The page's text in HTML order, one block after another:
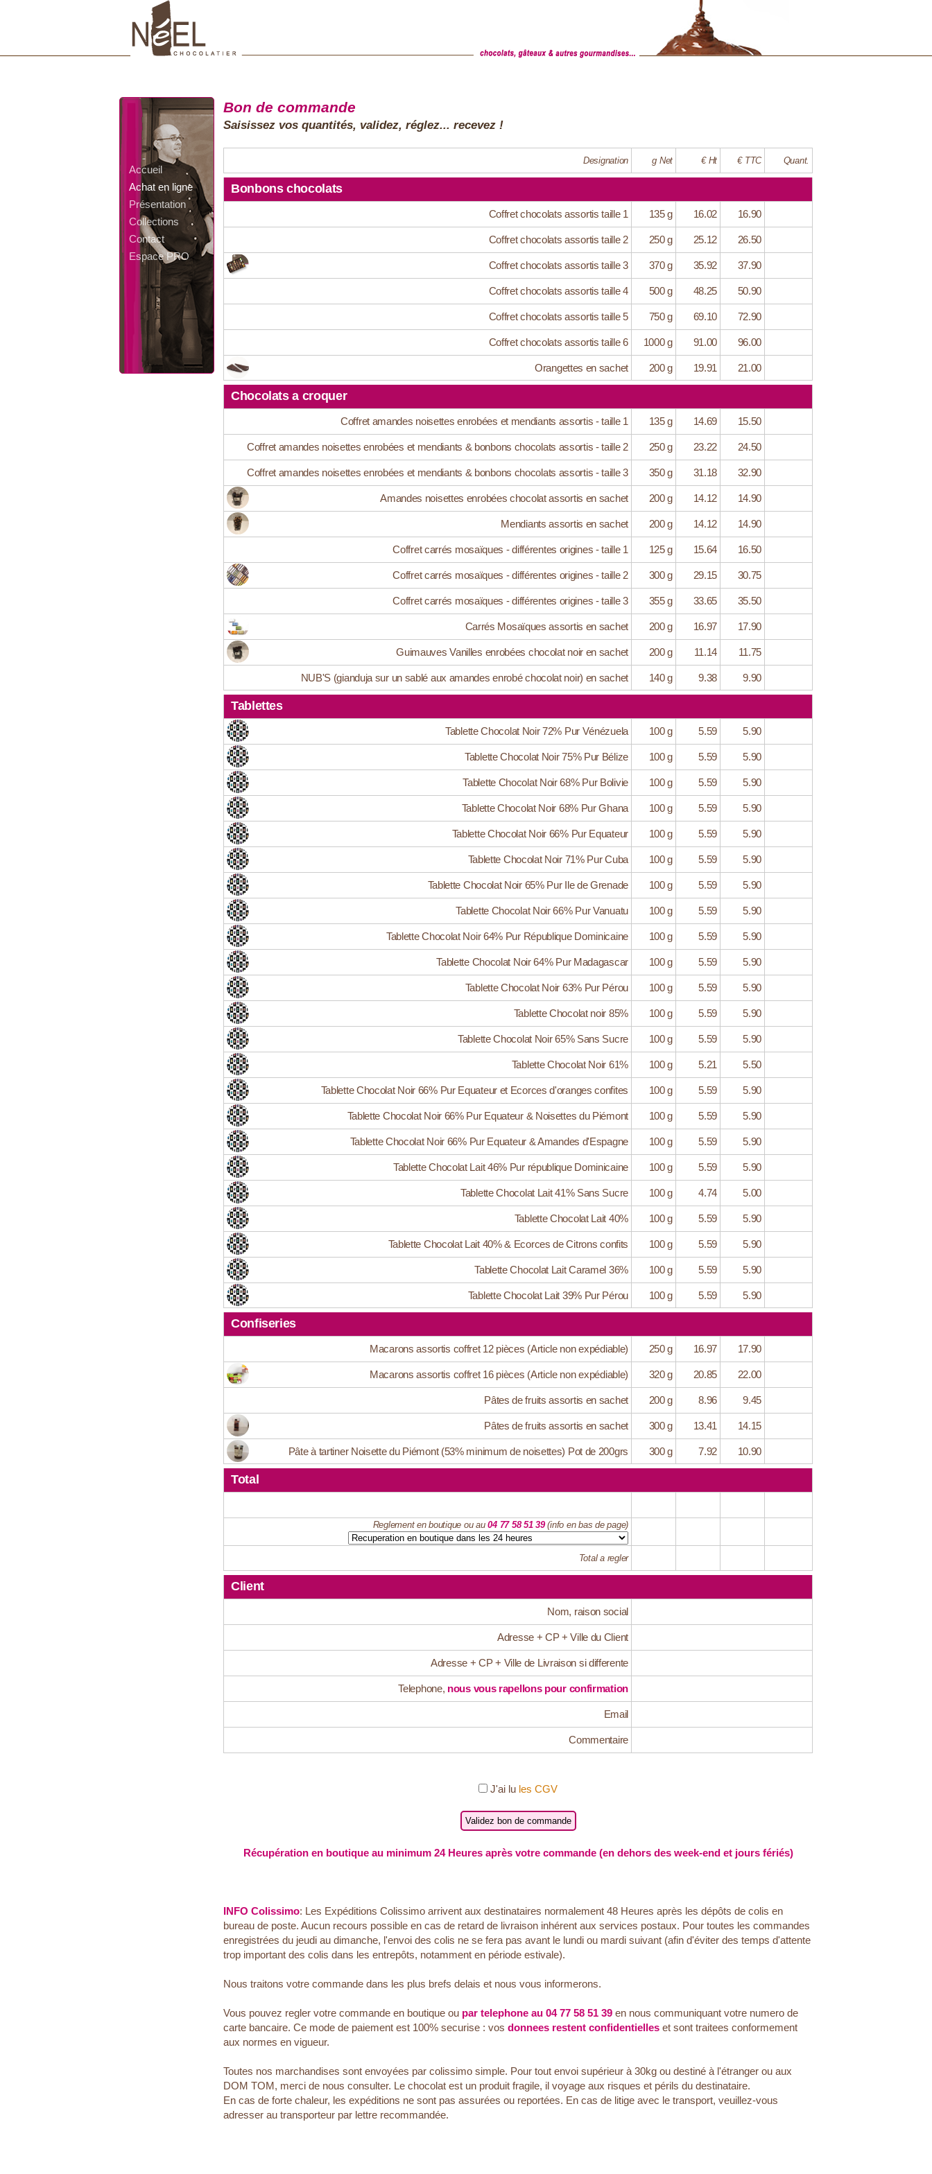
Accueil
Achat en ligne
Présentation
Collections
Contact
Espace PRO
Bon de commande
Saisissez vos quantités, validez, réglez... recevez !
Designation g Net € Ht € TTC Quant.
Bonbons chocolats
Coffret chocolats assortis taille 1 135 g 16.02 16.90
Coffret chocolats assortis taille 2 250 g 25.12 26.50
Coffret chocolats assortis taille 3 370 g 35.92 37.90
Coffret chocolats assortis taille 4 500 g 48.25 50.90
Coffret chocolats assortis taille 5 750 g 69.10 72.90
Coffret chocolats assortis taille 6 1000 g 91.00 96.00
Orangettes en sachet 200 g 19.91 21.00
Chocolats a croquer
Coffret amandes noisettes enrobées et mendiants assortis - taille 1 135 g 14.69 15.50
Coffret amandes noisettes enrobées et mendiants & bonbons chocolats assortis - taille 2 250 g 23.22 24.50
Coffret amandes noisettes enrobées et mendiants & bonbons chocolats assortis - taille 3 350 g 31.18 32.90
Amandes noisettes enrobées chocolat assortis en sachet 200 g 14.12 14.90
Mendiants assortis en sachet 200 g 14.12 14.90
Coffret carrés mosaïques - différentes origines - taille 1 125 g 15.64 16.50
Coffret carrés mosaïques - différentes origines - taille 2 300 g 29.15 30.75
Coffret carrés mosaïques - différentes origines - taille 3 355 g 33.65 35.50
Carrés Mosaïques assortis en sachet 200 g 16.97 17.90
Guimauves Vanilles enrobées chocolat noir en sachet 200 g 11.14 11.75
NUB'S (gianduja sur un sablé aux amandes enrobé chocolat noir) en sachet 140 g 9.38 9.90
Tablettes
Tablette Chocolat Noir 72% Pur Vénézuela 100 g 5.59 5.90
Tablette Chocolat Noir 75% Pur Bélize 100 g 5.59 5.90
Tablette Chocolat Noir 68% Pur Bolivie 100 g 5.59 5.90
Tablette Chocolat Noir 68% Pur Ghana 100 g 5.59 5.90
Tablette Chocolat Noir 66% Pur Equateur 100 g 5.59 5.90
Tablette Chocolat Noir 71% Pur Cuba 100 g 5.59 5.90
Tablette Chocolat Noir 65% Pur Ile de Grenade 100 g 5.59 5.90
Tablette Chocolat Noir 66% Pur Vanuatu 100 g 5.59 5.90
Tablette Chocolat Noir 64% Pur République Dominicaine 100 g 5.59 5.90
Tablette Chocolat Noir 64% Pur Madagascar 100 g 5.59 5.90
Tablette Chocolat Noir 63% Pur Pérou 100 g 5.59 5.90
Tablette Chocolat noir 85% 100 g 5.59 5.90
Tablette Chocolat Noir 65% Sans Sucre 100 g 5.59 5.90
Tablette Chocolat Noir 61% 100 g 5.21 5.50
Tablette Chocolat Noir 66% Pur Equateur et Ecorces d'oranges confites 100 g 5.59 5.90
Tablette Chocolat Noir 66% Pur Equateur & Noisettes du Piémont 100 g 5.59 5.90
Tablette Chocolat Noir 66% Pur Equateur & Amandes d'Espagne 100 g 5.59 5.90
Tablette Chocolat Lait 46% Pur république Dominicaine 100 g 5.59 5.90
Tablette Chocolat Lait 41% Sans Sucre 100 g 4.74 5.00
Tablette Chocolat Lait 40% 100 g 5.59 5.90
Tablette Chocolat Lait 40% & Ecorces de Citrons confits 100 g 5.59 5.90
Tablette Chocolat Lait Caramel 36% 100 g 5.59 5.90
Tablette Chocolat Lait 39% Pur Pérou 100 g 5.59 5.90
Confiseries
Macarons assortis coffret 12 pièces (Article non expédiable) 250 g 16.97 17.90
Macarons assortis coffret 16 pièces (Article non expédiable) 320 g 20.85 22.00
Pâtes de fruits assortis en sachet 200 g 8.96 9.45
Pâtes de fruits assortis en sachet 300 g 13.41 14.15
Pâte à tartiner Noisette du Piémont (53% minimum de noisettes) Pot de 200grs 300 g 7.92 10.90
Total
Reglement en boutique ou au04 77 58 51 39(info en bas de page)
Total a regler
Client
Nom, raison social
Adresse + CP + Ville du Client
Adresse + CP + Ville de Livraison si differente
Telephone, nous vous rapellons pour confirmation
Email
Commentaire
J'ai lu les CGV
Récupération en boutique au minimum 24 Heures après votre commande (en dehors des week-end et jours fériés)
INFO Colissimo: Les Expéditions Colissimo arrivent aux destinataires normalement 48 Heures après les dépôts de colis en
bureau de poste. Aucun recours possible en cas de retard de livraison inhérent aux services postaux. Pour toutes les commandes
enregistrées du jeudi au dimanche, l'envoi des colis ne se fera pas avant le lundi ou mardi suivant (afin d'éviter des temps d'attente
trop important des colis dans les entrepôts, notamment en période estivale).
Nous traitons votre commande dans les plus brefs delais et nous vous informerons.
Vous pouvez regler votre commande en boutique ou par telephone au 04 77 58 51 39 en nous communiquant votre numero de
carte bancaire. Ce mode de paiement est 100% securise : vos donnees restent confidentielles et sont traitees conformement
aux normes en vigueur.
Toutes nos marchandises sont envoyées par colissimo simple. Pour tout envoi supérieur à 30kg ou destiné à l'étranger ou aux
DOM TOM, merci de nous consulter. Le chocolat est un produit fragile, il voyage aux risques et périls du destinataire.
En cas de forte chaleur, les expéditions ne sont pas assurées ou reportées. En cas de litige avec le transport, veuillez-vous
adresser au transporteur par lettre recommandée.